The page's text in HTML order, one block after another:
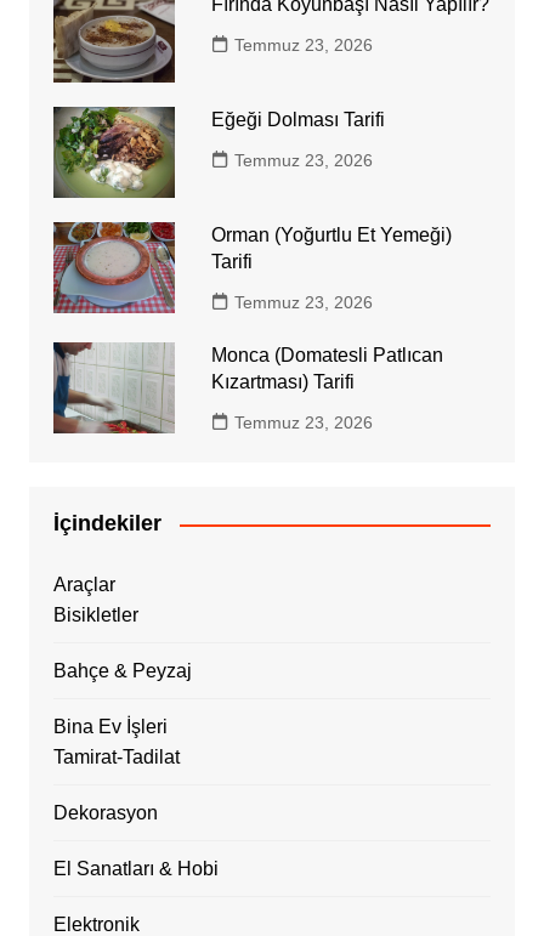
Fırında Koyunbaşı Nasıl Yapılır?
Temmuz 23, 2026
Eğeği Dolması Tarifi
Temmuz 23, 2026
Orman (Yoğurtlu Et Yemeği)
Tarifi
Temmuz 23, 2026
Monca (Domatesli Patlıcan
Kızartması) Tarifi
Temmuz 23, 2026
İçindekiler
Araçlar
Bisikletler
Bahçe & Peyzaj
Bina Ev İşleri
Tamirat-Tadilat
Dekorasyon
El Sanatları & Hobi
Elektronik